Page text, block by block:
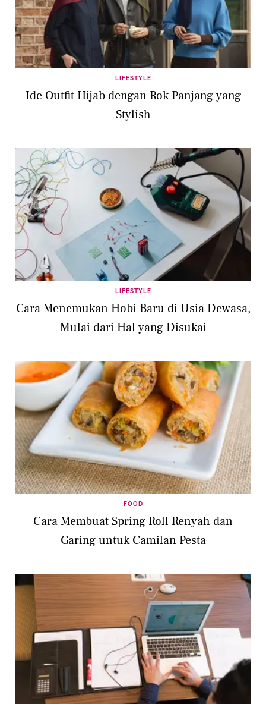
LIFESTYLE
Ide Outfit Hijab dengan Rok Panjang yang
Stylish
LIFESTYLE
Cara Menemukan Hobi Baru di Usia Dewasa,
Mulai dari Hal yang Disukai
FOOD
Cara Membuat Spring Roll Renyah dan
Garing untuk Camilan Pesta